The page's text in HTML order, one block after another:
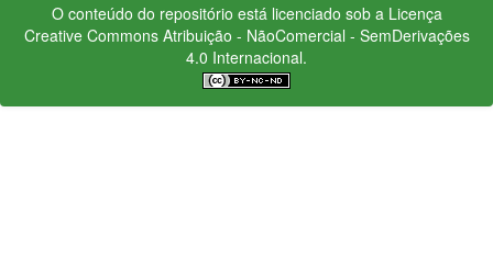
O conteúdo do repositório está licenciado sob a Licença
Creative CommonsAtribuição - NãoComercial - SemDerivações
4.0 Internacional.